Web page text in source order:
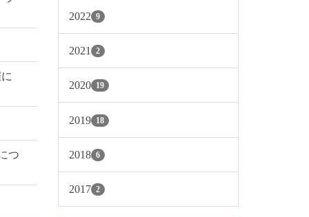
つ
2022 9
2021 2
2020 19
2019 18
2018 6
2017 2